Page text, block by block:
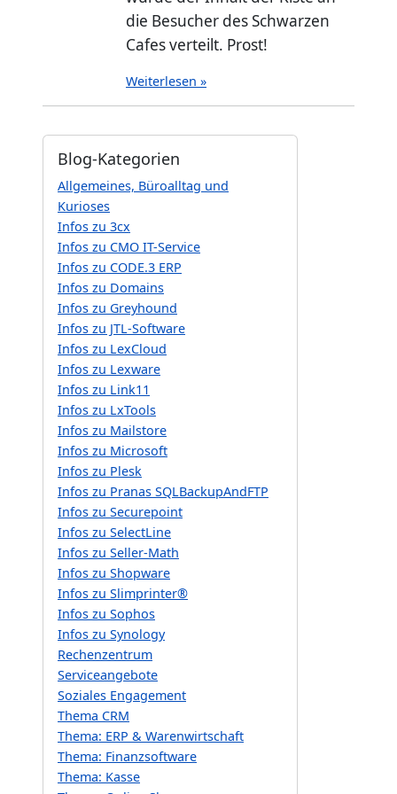
die Besucher des Schwarzen
Cafes verteilt. Prost!
Weiterlesen »
Blog-Kategorien
Allgemeines, Büroalltag und
Kurioses
Infos zu 3cx
Infos zu CMO IT-Service
Infos zu CODE.3 ERP
Infos zu Domains
Infos zu Greyhound
Infos zu JTL-Software
Infos zu LexCloud
Infos zu Lexware
Infos zu Link11
Infos zu LxTools
Infos zu Mailstore
Infos zu Microsoft
Infos zu Plesk
Infos zu Pranas SQLBackupAndFTP
Infos zu Securepoint
Infos zu SelectLine
Infos zu Seller-Math
Infos zu Shopware
Infos zu Slimprinter®
Infos zu Sophos
Infos zu Synology
Rechenzentrum
Serviceangebote
Soziales Engagement
Thema CRM
Thema: ERP & Warenwirtschaft
Thema: Finanzsoftware
Thema: Kasse